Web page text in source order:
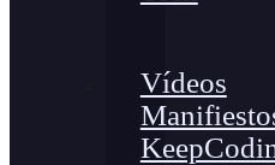
Vídeos